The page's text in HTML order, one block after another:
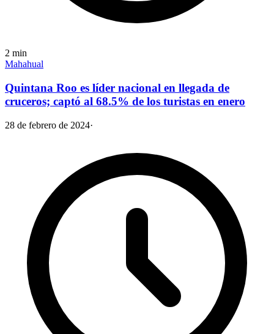
2 min
Mahahual
Quintana Roo es líder nacional en llegada de
cruceros; captó al 68.5% de los turistas en enero
28 de febrero de 2024·